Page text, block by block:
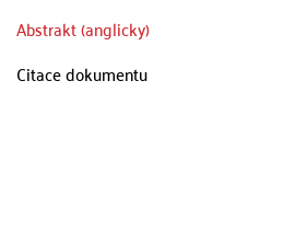
Abstrakt (anglicky)
Citace dokumentu